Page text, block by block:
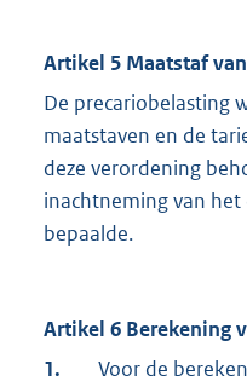
Artikel 5 Maatstaf
De precariobelasting
maatstaven en de
deze verordening
inachtneming van
bepaalde.
Artikel 6 Berekening
1.
Voor de